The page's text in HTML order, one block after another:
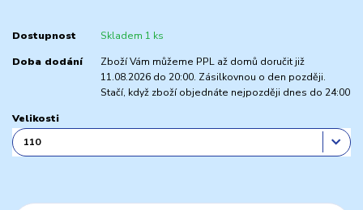
Dostupnost Skladem 1 ks
Doba dodání
Zboží Vám můžeme PPL až domů doručit již
11.08.2026 do 20:00. Zásilkovnou o den později.
Stačí, když zboží objednáte nejpozději dnes do 24:00
Velikosti